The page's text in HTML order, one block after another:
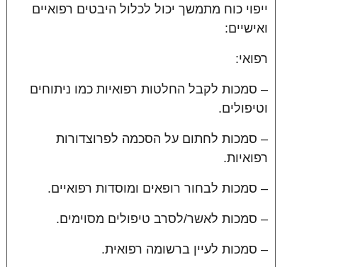
ייפוי כוח מתמשך יכול לכלול היבטים רפואיים
ואישיים:
רפואי:
– סמכות לקבל החלטות רפואיות כמו ניתוחים
וטיפולים.
– סמכות לחתום על הסכמה לפרוצדורות
רפואיות.
– סמכות לבחור רופאים ומוסדות רפואיים.
– סמכות לאשר/לסרב טיפולים מסוימים.
– סמכות לעיין ברשומה רפואית.